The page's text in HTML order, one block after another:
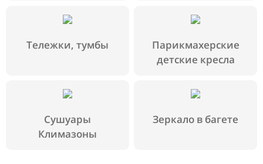
Тележки, тумбы
Парикмахерские
детские кресла
Сушуары
Климазоны
Зеркало в багете